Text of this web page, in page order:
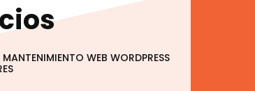
WEB WORDPRESS